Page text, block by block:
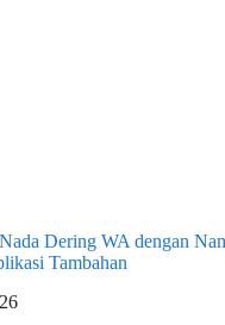
Dering WA dengan
Tambahan